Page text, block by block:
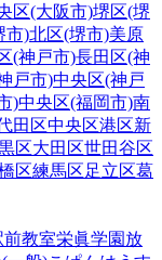
区(大阪市)堺区(堺
市)北区(堺市)美原
(神戸市)長田区(神
戸市)中央区(神戸
)中央区(福岡市)南
田区中央区港区新
区大田区世田谷区
区練馬区足立区葛
前教室栄眞学園放